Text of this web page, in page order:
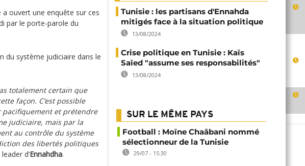
a ouvert une enquête sur ces
par le porte-parole du
du système judiciaire dans le
totalement certain que
façon. C’est possible
pacifiquement et prétendre
judiciaire, mais par la
au contrôle du système
des libertés politiques
leader d’Ennahdha.
Tunisie : les partisans d'Ennahda
mitigés face à la situation politique
13/08/2024
Crise politique en Tunisie : Kaïs
Saïed "assume ses responsabilités"
13/08/2024
SUR LE MÊME PAYS
Football : Moïne Chaâbani nommé
sélectionneur de la Tunisie
29/07 - 15:30